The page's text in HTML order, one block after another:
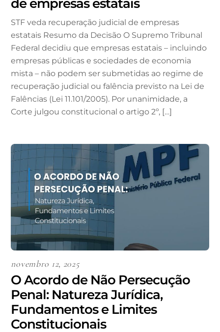
de empresas estatais
STF veda recuperação judicial de empresas
estatais Resumo da Decisão O Supremo Tribunal
Federal decidiu que empresas estatais – incluindo
empresas públicas e sociedades de economia
mista – não podem ser submetidas ao regime de
recuperação judicial ou falência previsto na Lei de
Falências (Lei 11.101/2005). Por unanimidade, a
Corte julgou constitucional o artigo 2º, […]
novembro 12, 2025
O Acordo de Não Persecução
Penal: Natureza Jurídica,
Fundamentos e Limites
Constitucionais